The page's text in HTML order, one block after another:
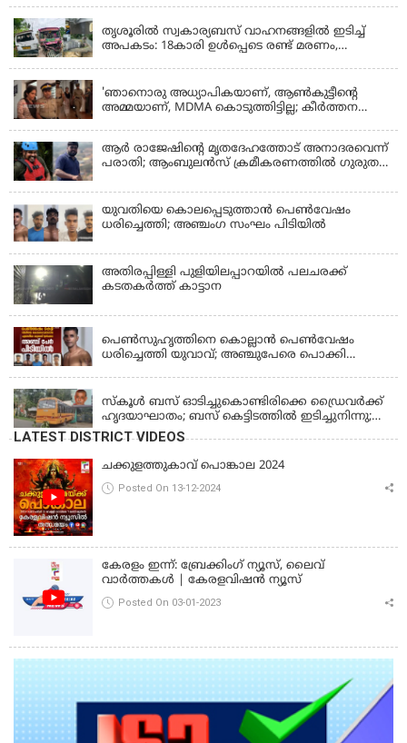
തൃശൂരിൽ സ്വകാര്യബസ് വാഹനങ്ങളില്‍ ഇടിച്ച്
അപകടം: 18കാരി ഉൾപ്പെടെ രണ്ട് മരണം,
'ഞാനൊരു അധ്യാപികയാണ്, ആണ്‍കുട്ടീന്റെ
അമ്മയാണ്‌, MDMA കൊടുത്തിട്ടില്ല; കീർത്തന
ആര്‍ രാജേഷിന്റെ മൃതദേഹത്തോട് അനാദരവെന്ന്
പരാതി; ആംബുലന്‍സ് ക്രമീകരണത്തില്‍ ഗുരുതര
ഫ്രീസര്‍ സംവിധാനം ഇല്ലാതെയെന്നും ആരോപണം
യുവതിയെ കൊലപ്പെടുത്താൻ പെൺവേഷം
ധരിച്ചെത്തി; അഞ്ചംഗ സംഘം പിടിയിൽ
അതിരപ്പിള്ളി പുളിയിലപ്പാറയിൽ പലചരക്ക്
കടതകർത്ത് കാട്ടാന
പെണ്‍സുഹൃത്തിനെ കൊല്ലാന്‍ പെണ്‍വേഷം
ധരിച്ചെത്തി യുവാവ്; അഞ്ചുപേരെ പൊക്കി
സ്കൂൾ ബസ് ഓടിച്ചുകൊണ്ടിരിക്കെ ഡ്രൈവർക്ക്
ഹൃദയാഘാതം; ബസ് കെട്ടിടത്തിൽ ഇടിച്ചുനിന്നു;
ഡ്രൈവർ മരിച്ചു, രണ്ട് കുട്ടികൾക്ക് പരിക്ക്
LATEST DISTRICT VIDEOS
ചക്കുളത്തുകാവ് പൊങ്കാല 2024
Posted On 13-12-2024
കേരളം ഇന്ന്: ബ്രേക്കിംഗ് ന്യൂസ്, ലൈവ്
വാർത്തകൾ | കേരളവിഷൻ ന്യൂസ്
Posted On 03-01-2023